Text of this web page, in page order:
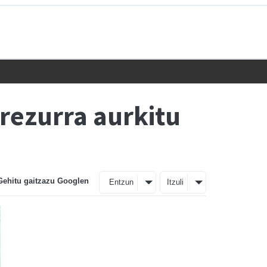
aurkitu
gaitzazu Googlen Entzun Itzuli